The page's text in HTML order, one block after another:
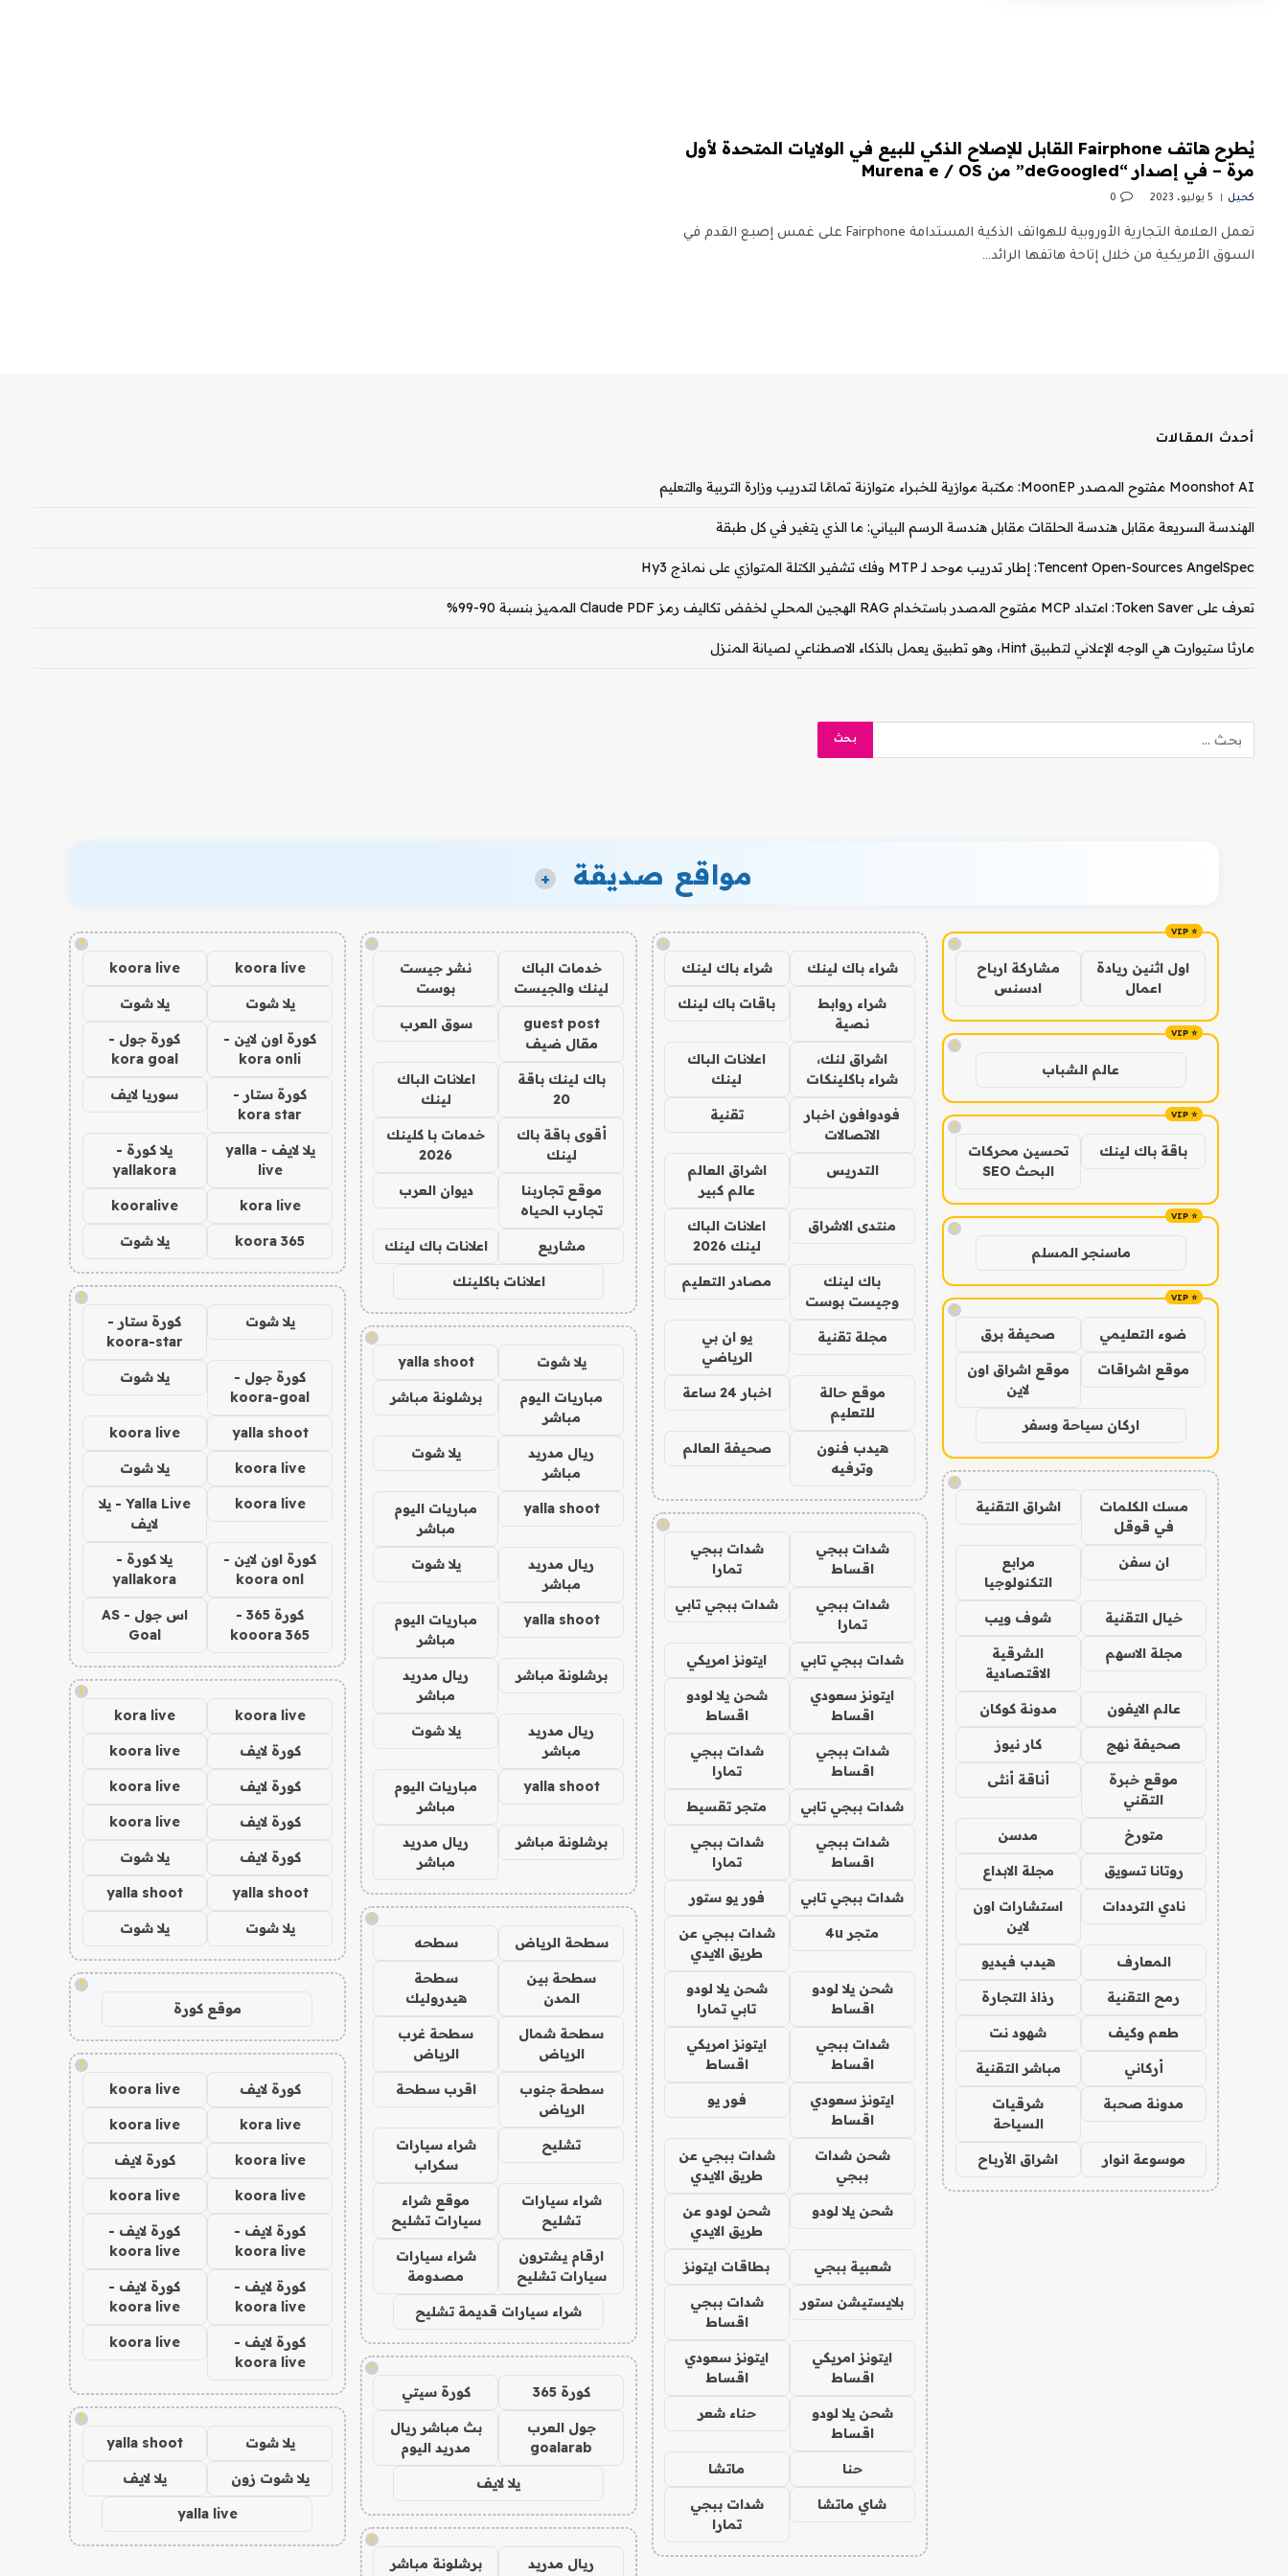
يُطرح هاتف Fairphone القابل للإصلاح الذكي للبيع في الولايات المتحدة لأول
مرة – في إصدار “deGoogled” من Murena e / OS
كحيل 5 يوليو، 2023 0
تعمل العلامة التجارية الأوروبية للهواتف الذكية المستدامة Fairphone على غمس إصبع القدم في
السوق الأمريكية من خلال إتاحة هاتفها الرائد…
أحدث المقالات
Moonshot AI مفتوح المصدر MoonEP: مكتبة موازية للخبراء متوازنة تمامًا لتدريب وزارة التربية والتعليم
الهندسة السريعة مقابل هندسة الحلقات مقابل هندسة الرسم البياني: ما الذي يتغير في كل طبقة
Tencent Open-Sources AngelSpec: إطار تدريب موحد لـ MTP وفك تشفير الكتلة المتوازي على نماذج Hy3
تعرف على Token Saver: امتداد MCP مفتوح المصدر باستخدام RAG الهجين المحلي لخفض تكاليف رمز Claude PDF المميز بنسبة 90-99%
مارثا ستيوارت هي الوجه الإعلاني لتطبيق Hint، وهو تطبيق يعمل بالذكاء الاصطناعي لصيانة المنزل
مواقع صديقة +
!
اول اثنين ريادة
اعمال
مشاركة ارباح
ادسنس
!
عالم الشباب
!
باقة باك لينك
تحسين محركات
البحث SEO
!
ماسنجر المسلم
!
ضوء التعليمي صحيفة برق
موقع اشراقات
موقع اشراق اون
لاين
اركان سياحة وسفر
!
مسك الكلمات
في قوقل
اشراق التقنية
ان سفن
مرابع
التكنولوجيا
خيال التقنية شوف ويب
مجلة الاسهم
الشرقية
الاقتصادية
عالم الايفون مدونة كوكان
صحيفة نهج كار نيوز
موقع خبرة
التقني
أناقة أنثى
متورخ مدسن
روتانا تسويق مجلة الابداع
نادي الترددات
استشارات اون
لاين
المعارف هيدب فيديو
رمح التقنية رذاذ التجارة
طعم وكيف شهود نت
أركاني مباشر التقنية
مدونة صحبة
شرقيات
السياحة
موسوعة انوار اشراق الأرباح
!
شراء باك لينك شراء باك لينك
شراء روابط
نصية
باقات باك لينك
اشراق لنك،
شراء باكلينكات
اعلانات الباك
لينك
فودوافون اخبار
الاتصالات
تقنية
التدريس
اشراق العالم
عالم كبير
منتدى الاشراق
اعلانات الباك
لينك 2026
باك لينك
وجيست بوست
مصادر التعليم
مجلة تقنية
يو ان بي
الرياضي
موقع حالة
للتعليم
اخبار 24 ساعة
هيدب فنون
وترفيه
صحيفة العالم
!
شدات ببجي
اقساط
شدات ببجي
تمارا
شدات ببجي
تمارا
شدات ببجي تابي
شدات ببجي تابي ايتونز امريكي
ايتونز سعودي
اقساط
شحن يلا لودو
اقساط
شدات ببجي
اقساط
شدات ببجي
تمارا
شدات ببجي تابي متجر تقسيط
شدات ببجي
اقساط
شدات ببجي
تمارا
شدات ببجي تابي فور يو ستور
متجر 4u
شدات ببجي عن
طريق الايدي
شحن يلا لودو
اقساط
شحن يلا لودو
تابي تمارا
شدات ببجي
اقساط
ايتونز امريكي
اقساط
ايتونز سعودي
اقساط
فور يو
شحن شدات
ببجي
شدات ببجي عن
طريق الايدي
شحن يلا لودو
شحن لودو عن
طريق الايدي
شعبية ببجي بطاقات ايتونز
بلايستيشن ستور
شدات ببجي
اقساط
ايتونز امريكي
اقساط
ايتونز سعودي
اقساط
شحن يلا لودو
اقساط
حناء شعر
حنا ماتشا
شاي ماتشا
شدات ببجي
تمارا
!
خدمات الباك
لينك والجيست
نشر جيست
بوست
guest post
مقال ضيف
سوق العرب
باك لينك باقة
20
اعلانات الباك
لينك
أقوى باقة باك
لينك
خدمات با كلينك
2026
موقع تجاربنا
تجارب الحياه
ديوان العرب
مشاريع اعلانات باك لينك
اعلانات باكلينك
!
يلا شوت yalla shoot
مباريات اليوم
مباشر
برشلونة مباشر
ريال مدريد
مباشر
يلا شوت
yalla shoot
مباريات اليوم
مباشر
ريال مدريد
مباشر
يلا شوت
yalla shoot
مباريات اليوم
مباشر
برشلونة مباشر
ريال مدريد
مباشر
ريال مدريد
مباشر
يلا شوت
yalla shoot
مباريات اليوم
مباشر
برشلونة مباشر
ريال مدريد
مباشر
!
سطحة الرياض سطحه
سطحة بين
المدن
سطحة
هيدروليك
سطحة شمال
الرياض
سطحة غرب
الرياض
سطحة جنوب
الرياض
اقرب سطحة
تشليح
شراء سيارات
سكراب
شراء سيارات
تشليح
موقع شراء
سيارات تشليح
ارقام يشترون
سيارات تشليح
شراء سيارات
مصدومة
شراء سيارات قديمة تشليح
!
كورة 365 كورة سيتي
جول العرب
goalarab
بث مباشر ريال
مدريد اليوم
يلا لايف
!
ريال مدريد
برشلونة مباشر
!
koora live
koora live
يلا شوت يلا شوت
كورة اون لاين -
kora onli
كورة جول -
kora goal
كورة ستار -
kora star
سوريا لايف
يلا لايف - yalla
live
يلا كورة -
yallakora
kora live
kooralive
koora 365 يلا شوت
!
يلا شوت
كورة ستار -
koora-star
كورة جول -
koora-goal
يلا شوت
yalla shoot
koora live
koora live يلا شوت
koora live
Yalla Live - يلا
لايف
كورة اون لاين -
koora onl
يلا كورة -
yallakora
كورة 365 -
kooora 365
اس جول - AS
Goal
!
koora live
kora live
كورة لايف koora live
كورة لايف koora live
كورة لايف koora live
كورة لايف يلا شوت
yalla shoot
yalla shoot
يلا شوت يلا شوت
!
موقع كورة
!
كورة لايف koora live
kora live
koora live
koora live كورة لايف
koora live
koora live
كورة لايف -
koora live
كورة لايف -
koora live
كورة لايف -
koora live
كورة لايف -
koora live
كورة لايف -
koora live
koora live
!
يلا شوت yalla shoot
يلا شوت زون يلا لايف
yalla live